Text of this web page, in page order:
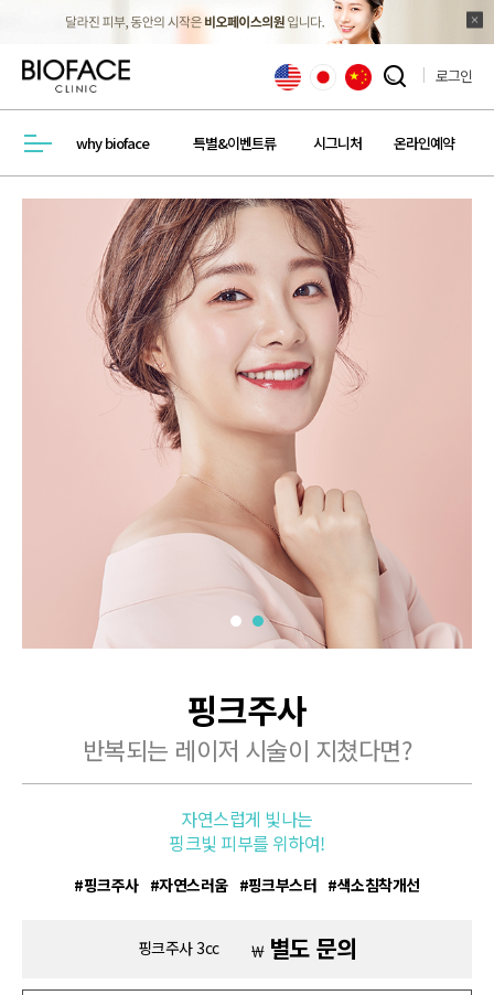
검색창 열기
로그인
메뉴열기why bioface 특별&이벤트류 시그니처 온라인예약
핑크주사
반복되는 레이저 시술이 지쳤다면?
자연스럽게 빛나는
핑크빛 피부를 위하여!
핑크주사 자연스러움 핑크부스터 색소침착개선
핑크주사 3cc ￦ 별도 문의